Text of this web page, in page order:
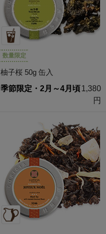
数量限定
柚子桜 50g 缶入
季節限定・2月～4月頃1,380
円